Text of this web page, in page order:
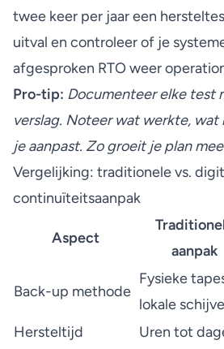
twee keer per jaar een
uitval en controleer of je
afgesproken RTO weer
Pro-tip: Documenteer elke test
verslag. Noteer wat werkte,
je aanpast. Zo groeit je plan
Vergelijking: traditionele vs.
continuïteitsaanpak
Aspect
aanpak
Back-up methode
Fysieke
lokale
Hersteltijd
Uren tot